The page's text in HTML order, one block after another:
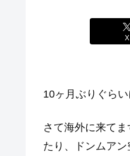
X
10ヶ月ぶりぐら
さて海外に来て
たり、ドンムア